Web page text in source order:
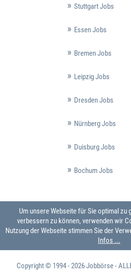
Stuttgart Jobs
Essen Jobs
Bremen Jobs
Leipzig Jobs
Dresden Jobs
Nürnberg Jobs
Duisburg Jobs
Bochum Jobs
Um unsere Webseite für Sie optimal
verbessern zu können, verwenden wir
Nutzung der Webseite stimmen Sie der
Infos ...
Copyright © 1994 - 2026Jobbörse-